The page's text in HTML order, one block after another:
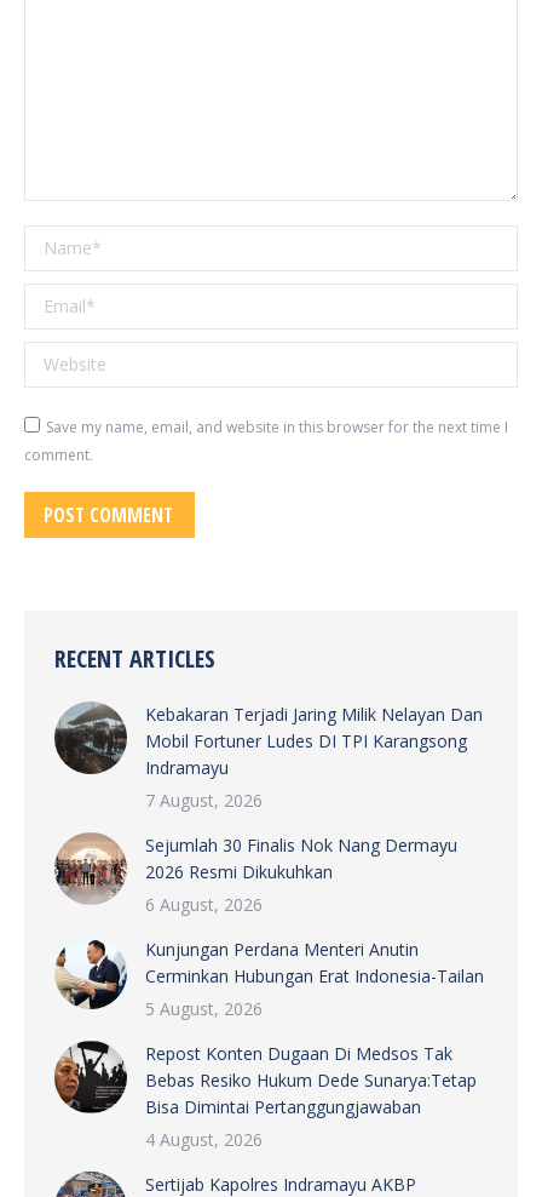
Name *
Email *
Website
Save my name, email, and website in this browser for the next time I
comment.
POST COMMENT
RECENT ARTICLES
Kebakaran Terjadi Jaring Milik Nelayan Dan
Mobil Fortuner Ludes DI TPI Karangsong
Indramayu
7 August, 2026
Sejumlah 30 Finalis Nok Nang Dermayu
2026 Resmi Dikukuhkan
6 August, 2026
Kunjungan Perdana Menteri Anutin
Cerminkan Hubungan Erat Indonesia-Tailan
5 August, 2026
Repost Konten Dugaan Di Medsos Tak
Bebas Resiko Hukum Dede Sunarya:Tetap
Bisa Dimintai Pertanggungjawaban
4 August, 2026
Sertijab Kapolres Indramayu AKBP